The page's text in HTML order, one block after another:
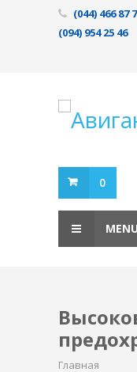
(044) 466 87
(094) 954 25 46
0
MENU
Главная